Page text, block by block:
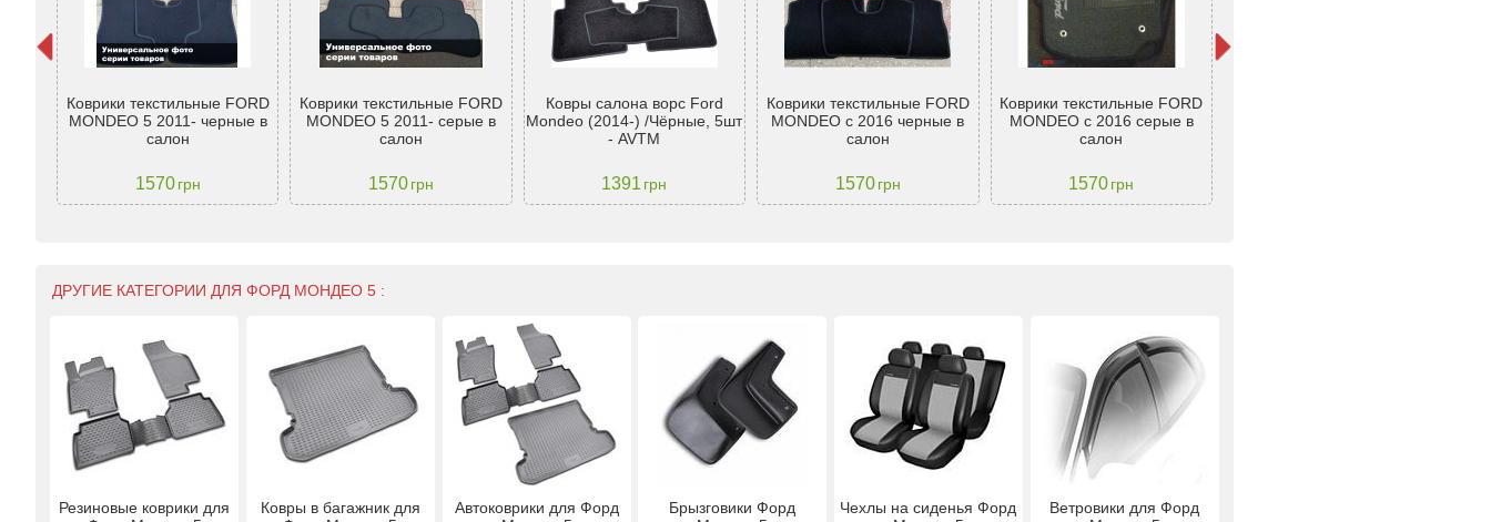
Коврики текстильные FORD
MONDEO 5 2011- черные в
салон
1570 грн
Коврики текстильные FORD
MONDEO 5 2011- серые в
салон
1570грн
Ковры салона ворс Ford
Mondeo (2014-) /Чёрные, 5шт
- AVTM
1391 грн
Коврики текстильные FORD
MONDEO с 2016 черные в
салон
1570грн
Коврики текстильные FORD
MONDEO с 2016 серые в
салон
1570грн
ДРУГИЕ КАТЕГОРИИ ДЛЯ ФОРД МОНДЕО 5 :
Резиновые коврики для
Ковры в багажник для
Автоковрики для Форд
Брызговики Форд
Чехлы на сиденья Форд
Ветровики для Форд